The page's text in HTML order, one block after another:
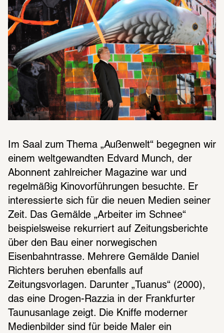
Im Saal zum Thema „Außenwelt“ begegnen wir
einem weltgewandten Edvard Munch, der
Abonnent zahlreicher Magazine war und
regelmäßig Kinovorführungen besuchte. Er
interessierte sich für die neuen Medien seiner
Zeit. Das Gemälde „Arbeiter im Schnee“
beispielsweise rekurriert auf Zeitungsberichte
über den Bau einer norwegischen
Eisenbahntrasse. Mehrere Gemälde Daniel
Richters beruhen ebenfalls auf
Zeitungsvorlagen. Darunter „Tuanus“ (2000),
das eine Drogen-Razzia in der Frankfurter
Taunusanlage zeigt. Die Kniffe moderner
Medienbilder sind für beide Maler ein